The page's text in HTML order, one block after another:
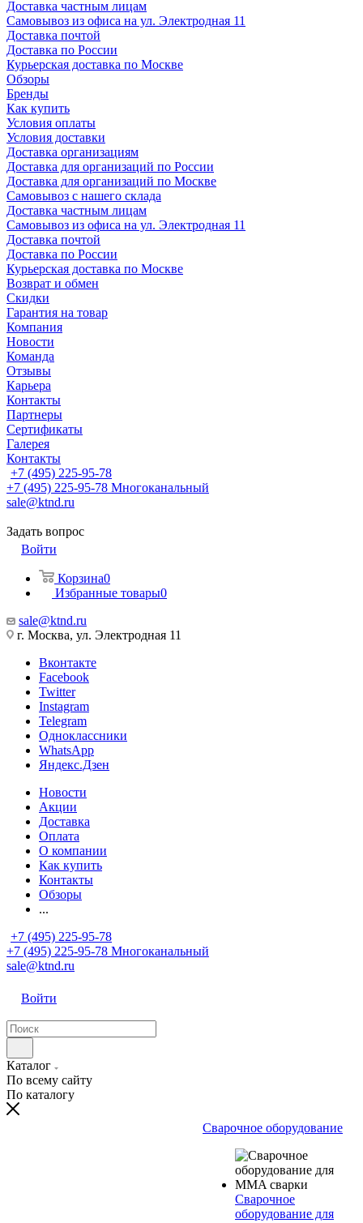
Доставка частным лицам
Самовывоз из офиса на ул. Электродная 11
Доставка почтой
Доставка по России
Курьерская доставка по Москве
Обзоры
Бренды
Как купить
Условия оплаты
Условия доставки
Доставка организациям
Доставка для организаций по России
Доставка для организаций по Москве
Самовывоз с нашего склада
Доставка частным лицам
Самовывоз из офиса на ул. Электродная 11
Доставка почтой
Доставка по России
Курьерская доставка по Москве
Возврат и обмен
Скидки
Гарантия на товар
Компания
Новости
Команда
Отзывы
Карьера
Контакты
Партнеры
Сертификаты
Галерея
Контакты
+7 (495) 225-95-78
+7 (495) 225-95-78 Многоканальный
sale@ktnd.ru
Задать вопрос
Войти
Корзина0
Избранные товары0
sale@ktnd.ru
г. Москва, ул. Электродная 11
Вконтакте
Facebook
Twitter
Instagram
Telegram
Одноклассники
WhatsApp
Яндекс.Дзен
Новости
Акции
Доставка
Оплата
О компании
Как купить
Контакты
Обзоры
...
+7 (495) 225-95-78
+7 (495) 225-95-78 Многоканальный
sale@ktnd.ru
Войти
Каталог
По всему сайту
По каталогу
Сварочное оборудование
Сварочное
оборудование для